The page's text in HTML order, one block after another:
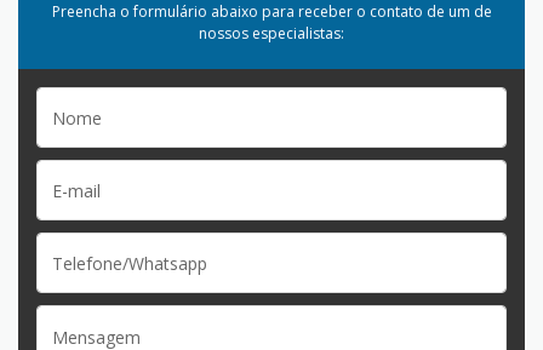
Preencha o formulário abaixo para receber o contato de um de
nossos especialistas: